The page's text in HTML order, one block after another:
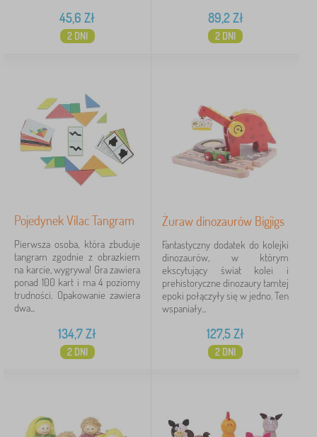
45,6 Zł
2 DNI
89,2Zł
2 DNI
Pojedynek Vilac Tangram
Pierwsza osoba, która zbuduje
tangram zgodnie z obrazkiem
na karcie, wygrywa! Gra zawiera
ponad 100 kart i ma 4 poziomy
trudności. Opakowanie zawiera
dwa...
134,7Zł
2 DNI
Żuraw dinozaurów Bigjigs
Fantastyczny dodatek do kolejki
dinozaurów, w którym
ekscytujący świat kolei i
prehistoryczne dinozaury tamtej
epoki połączyły się w jedno. Ten
wspaniały...
127,5Zł
2 DNI